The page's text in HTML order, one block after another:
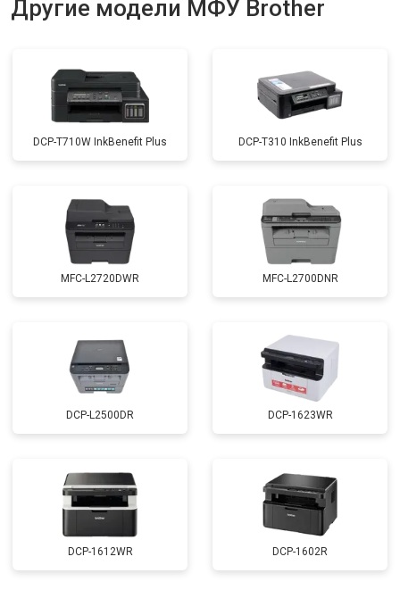
Другие модели МФУ Brother
DCP-T710W InkBenefit Plus DCP-T310 InkBenefit Plus
MFC-L2720DWR MFC-L2700DNR
DCP-L2500DR DCP-1623WR
DCP-1612WR DCP-1602R